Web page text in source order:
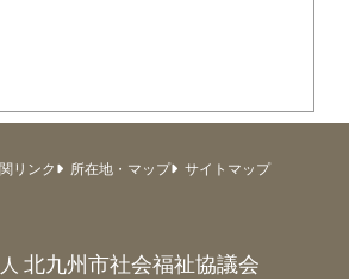
リンク 所在地・マップ
サイトマップ
北九州市社会福祉協議会